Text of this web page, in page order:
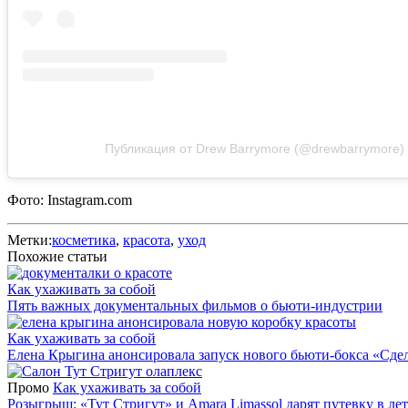
Публикация от Drew Barrymore (@drewbarrymore)
Фото: Instagram.com
Метки:косметика, красота, уход
Похожие статьи
Как ухаживать за собой
Пять важных документальных фильмов о бьюти-индустрии
Как ухаживать за собой
Елена Крыгина анонсировала запуск нового бьюти-бокса
Промо Как ухаживать за собой
Розыгрыш: «Тут Стригут» и Amara Limassol дарят путевку в